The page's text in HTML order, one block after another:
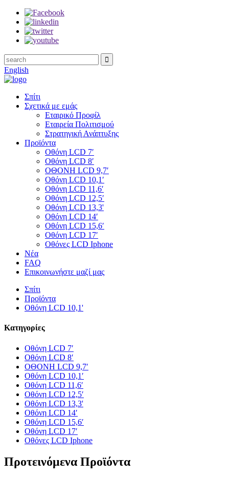
English
Σπίτι
Σχετικά με εμάς
Εταιρικό Προφίλ
Εταιρεία Πολιτισμού
Στρατηγική Ανάπτυξης
Προϊόντα
Οθόνη LCD 7′
Οθόνη LCD 8′
ΟΘΟΝΗ LCD 9,7′
Οθόνη LCD 10,1′
Οθόνη LCD 11,6′
Οθόνη LCD 12,5′
Οθόνη LCD 13,3'
Οθόνη LCD 14′
Οθόνη LCD 15,6′
Οθόνη LCD 17′
Οθόνες LCD Iphone
Νέα
FAQ
Επικοινωνήστε μαζί μας
Σπίτι
Προϊόντα
Οθόνη LCD 10,1'
Κατηγορίες
Οθόνη LCD 7′
Οθόνη LCD 8′
ΟΘΟΝΗ LCD 9,7′
Οθόνη LCD 10,1′
Οθόνη LCD 11,6′
Οθόνη LCD 12,5′
Οθόνη LCD 13,3'
Οθόνη LCD 14′
Οθόνη LCD 15,6′
Οθόνη LCD 17′
Οθόνες LCD Iphone
Προτεινόμενα Προϊόντα